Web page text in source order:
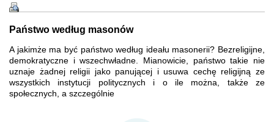
Państwo według masonów
A jakimże ma być państwo według ideału masonerii? Bezreligijne,
demokratyczne i wszechwładne. Mianowicie, państwo takie nie
uznaje żadnej religii jako panującej i usuwa cechę religijną ze
wszystkich instytucji politycznych i o ile można, także ze
społecznych, a szczególnie